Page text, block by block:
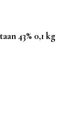
43% 0,1 kg